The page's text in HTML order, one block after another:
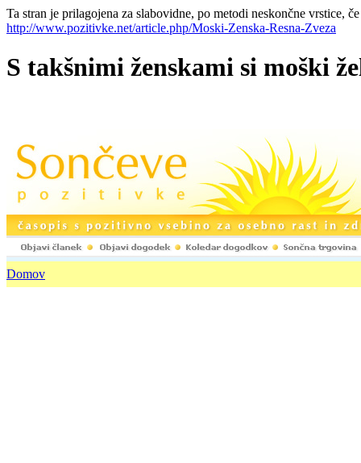
Ta stran je prilagojena za slabovidne, po metodi neskončne vrstice,
http://www.pozitivke.net/article.php/Moski-Zenska-Resna-Zveza
S takšnimi ženskami si moški
Domov